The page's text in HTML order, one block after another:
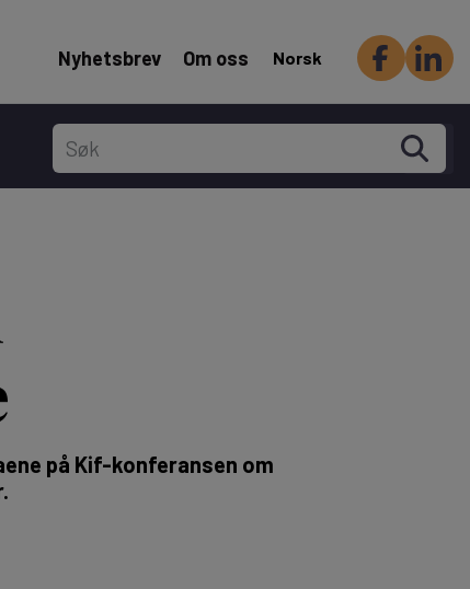
Header Secondary menu
Nyhetsbrev Om oss Norsk
på Kif-konferansen om